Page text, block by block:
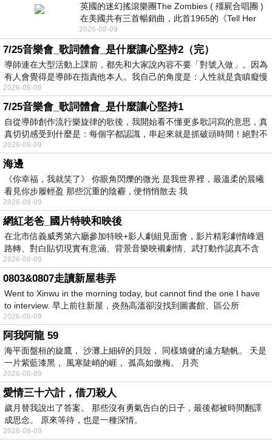
英國的迷幻搖滾樂團The Zombies ( 殭屍合唱團 )
在美國共有三首暢銷曲，此首1965的《Tell Her
No》即為其中之一，在告示牌百大單曲
2026-08-09
7/25音樂會_歌詞體會_是什麼讓心堅持2（完）
導師連在大型活動上課前，都先和大家說內容不要「對號入做」。因為
有人會覺得是導師在指責他本人。我自己的角度是：人性就是貪瞋癡慢
2026-08-09
7/25音樂會_歌詞體會_是什麼讓心堅持1
自從導師創作流行樂旋律的歌後，我開始看不懂更多歌詞寫的意思，真
真切切感受到什麼是：每個字都認識，串起來就是抓破頭時間！絕對不
2026-08-09
海邊
《你幸福，我就笑了》 你眼角閃爍的微光 是我世界裡，最溫柔的晨曦
看見你步履輕盈 那些沉重的陰霾，便悄悄散去 我
2026-08-09
網紅老爸_國片特映和映後
在北市信義威秀第六廳參加特映+影人劇組見面會，影片精彩劇情峰迴
路轉、對白貼切現實有意涵、背景音樂映襯劇情、武打動作認真不含
糊、
2026-08-09
0803&0807走讀新屋巷弄
Went to Xinwu in the morning today, but cannot find the one I have
to interview. 早上前往新屋，炎熱高溫卻沒找到圖書館、區公所
2026-08-09
阿我阿龍 59
海平面盤桓的旋鷹， 沙灘上細碎的貝殼， 同樣矯健的遠方馳帆。 天是
一片紫藍漆黑， 風寒陡峭的崕， 孤高如傲梅。 月亮
2026-08-09
愛情三十六計，借刀殺人
歲月替我說出了答案。 那些沒有勇氣告白的日子，最後都被時間翻譯
成思念。 原來等待，也是一種深情。
2026-08-09